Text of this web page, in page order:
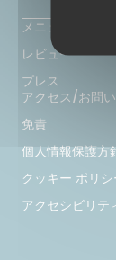
メニュー
レビュー
プレス
アクセス/お問
免責
個人情報保護方
クッキー ポリシ
アクセシビリテ